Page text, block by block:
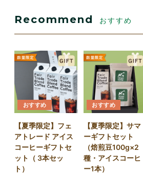
Recommend おすすめ
おすすめ
【夏季限定】フェ
アトレード アイス
コーヒーギフトセ
ット（ 3本セッ
ト）
おすすめ
【夏季限定】サマ
ーギフトセット
（焙煎豆100g×2
種・アイスコーヒ
ー1本）